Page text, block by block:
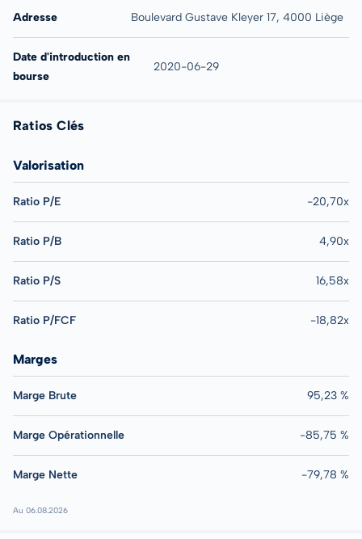
Adresse Boulevard Gustave Kleyer 17, 4000 Liège
Date d'introduction en
bourse
2020-06-29
Ratios Clés
Valorisation
Ratio P/E -20,70x
Ratio P/B 4,90x
Ratio P/S 16,58x
Ratio P/FCF -18,82x
Marges
Marge Brute 95,23 %
Marge Opérationnelle -85,75 %
Marge Nette -79,78 %
Au 06.08.2026